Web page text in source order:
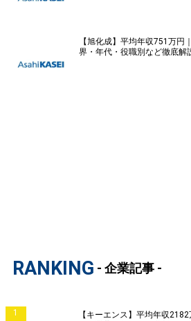
【旭化成】平均年収751万円
界・年代・役職別など徹底解
RANKING - 企業記事 -
1
【キーエンス】平均年収